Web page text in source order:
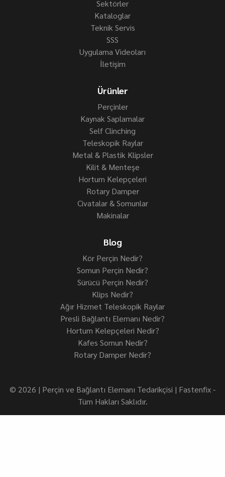
Sektörler
Kataloglar
Teknik Servis
SSS
Uygulama Videoları
İletişim
Ürünler
Perçinler
Kaynak Saplamalar
Self Clinching
Teleskopik Raylar
Metal & Plastik Klipsler
Kilit & Menteşe
Hortum Kelepçeleri
Rotary Damper
Civatalar & Somunlar
Makinalar
Blog
Kör Perçin Nedir?
Somun Perçin Nedir?
Sürücü Perçin Nedir?
Klips Nedir?
Ağır Hizmet Teleskopik Raylar
Presli Bağlantı Elemanı Nedir?
Hortum Kelepçeleri Nedir?
Kafes Somun Nedir?
Rotary Damper Nedir?
© 2026 | Perçin ve Bağlantı Elemanı Tedarikçisi | Fastenfix -
Tüm Hakları Saklıdır.